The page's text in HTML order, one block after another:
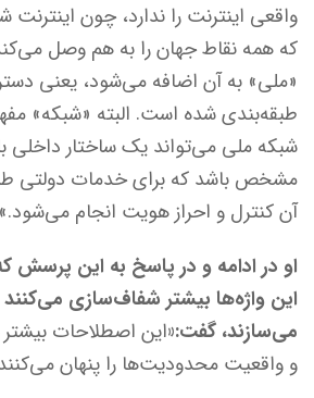
واقعی اینترنت را ندارد، چون
که همه نقاط جهان را به هم وصل
«ملی» به آن اضافه می‌شود، یعنی
طبقه‌بندی شده است. البته «شبکه»
شبکه ملی می‌تواند یک ساختار داخلی
مشخص باشد که برای خدمات دولتی
آن کنترل و احراز هویت انجام می‌شود.»
او در ادامه و در پاسخ به این پرسش
این واژه‌ها بیشتر شفاف‌سازی می‌کنند
می‌سازند، گفت:«این اصطلاحات
و واقعیت محدودیت‌ها را پنهان